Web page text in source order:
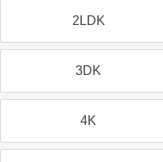
2LDK
3DK
4K